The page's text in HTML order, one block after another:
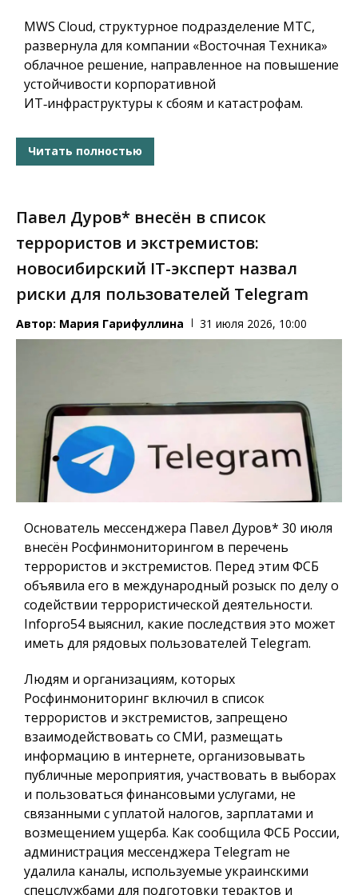
MWS Cloud, структурное подразделение МТС,
развернула для компании «Восточная Техника»
облачное решение, направленное на повышение
устойчивости корпоративной
ИТ‑инфраструктуры к сбоям и катастрофам.
Читать полностью
Павел Дуров* внесён в список
террористов и экстремистов:
новосибирский IT-эксперт назвал
риски для пользователей Telegram
Автор: Мария Гарифуллина 31 июля 2026, 10:00
Основатель мессенджера Павел Дуров* 30 июля
внесён Росфинмониторингом в перечень
террористов и экстремистов. Перед этим ФСБ
объявила его в международный розыск по делу о
содействии террористической деятельности.
Infopro54выяснил, какие последствия это может
иметь для рядовых пользователей Telegram.
Людям и организациям, которых
Росфинмониторинг включил в список
террористов и экстремистов, запрещено
взаимодействовать со СМИ, размещать
информацию в интернете, организовывать
публичные мероприятия, участвовать в выборах
и пользоваться финансовыми услугами, не
связанными с уплатой налогов, зарплатами и
возмещением ущерба. Как сообщила ФСБ России,
администрация мессенджера Telegram не
удалила каналы, используемые украинскими
спецслужбами для подготовки терактов и